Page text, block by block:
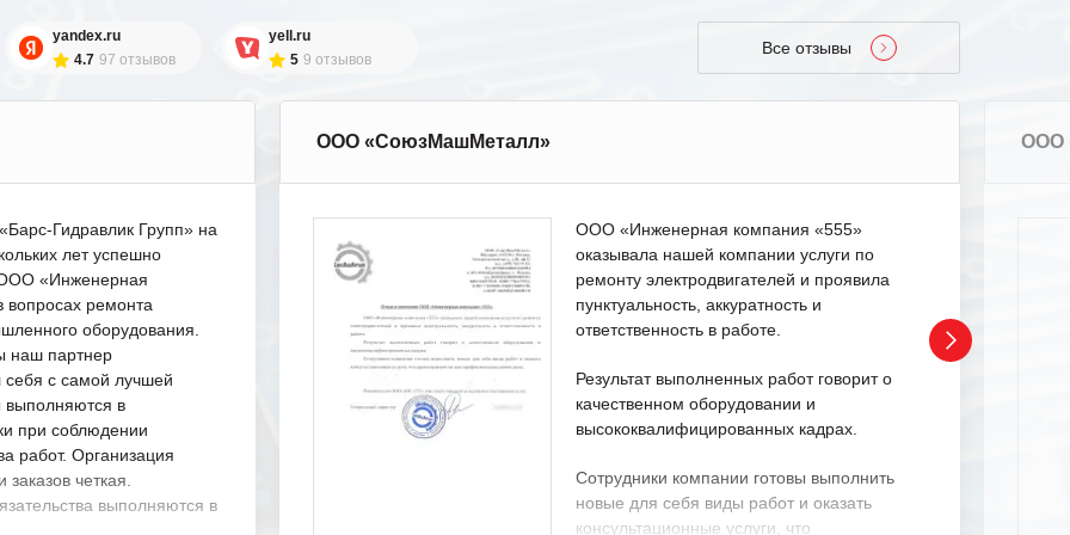
yandex.ru
4.7 97 отзывов
yell.ru
5 9 отзывов
Все отзывы
Гидравлик Групп» на
лет успешно
ООО «Инженерная
вопросах ремонта
оборудования.
наш партнер
себя с самой лучшей
выполняются в
при соблюдении
работ. Организация
четкая.
выполняются в
ООО «СоюзМашМеталл»
ООО «Инженерная компания «555»
оказывала нашей компании услуги по
ремонту электродвигателей и проявила
пунктуальность, аккуратность и
ответственность в работе.
Результат выполненных работ говорит о
качественном оборудовании и
высококвалифицированных кадрах.
Сотрудники компании готовы выполнить
новые для себя виды работ и оказать
консультационные услуги, что
ООО